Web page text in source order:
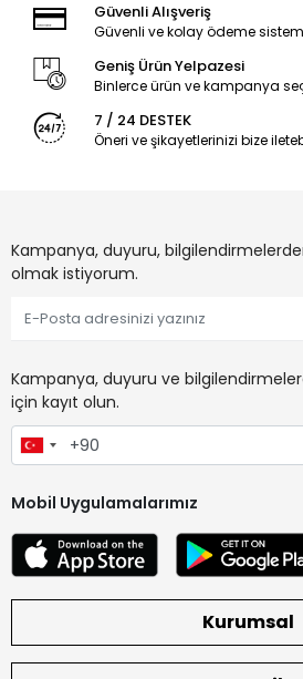
Güvenli Alışveriş
Güvenli ve kolay ödeme
Geniş Ürün Yelpazesi
Binlerce ürün ve kampanya
7 / 24 DESTEK
Öneri ve şikayetlerinizi bize
Kampanya, duyuru,
olmak istiyorum.
Kampanya, duyuru ve
için kayıt olun.
Mobil Uygulamalarımız
Kurumsal